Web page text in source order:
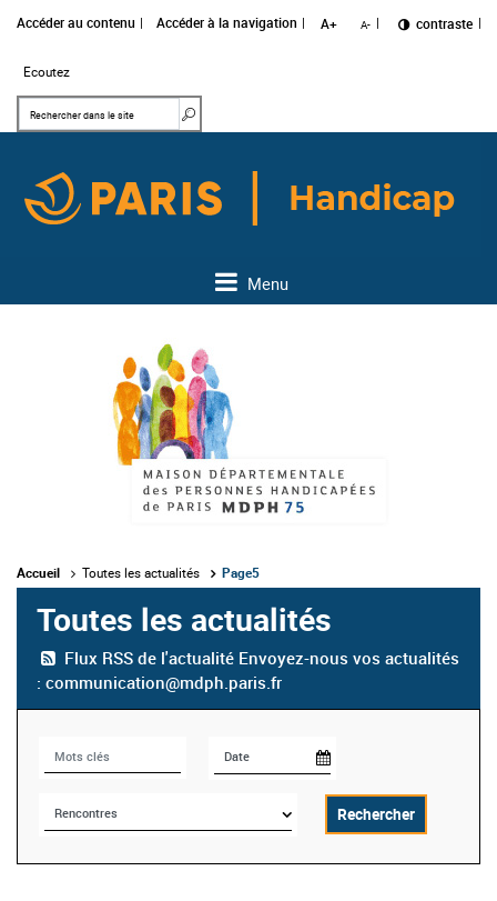
Accéder au contenu Accéder à la navigation A+ A- Changer le
contraste
Ecoutez
Mots clés
Menu
Accueil Toutes les actualités Page5
Toutes les actualités
Flux RSS de l'actualité Envoyez-nous vos actualités
: communication@mdph.paris.fr
Mots clés Date
Thématiques Rechercher